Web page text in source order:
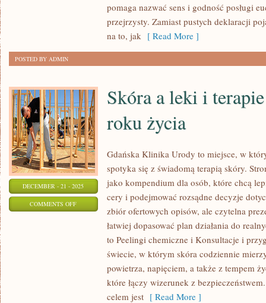
pomaga nazwać sens i godność posługi
przejrzysty. Zamiast pustych deklaracji
na to, jak [ Read More ]
POSTED BY ADMIN
DECEMBER - 21 - 2025
COMMENTS OFFON
Skóra a leki i
roku życia
Gdańska Klinika Urody to miejsce, w
spotyka się z świadomą terapią skóry.
jako kompendium dla osób, które chcą
cery i podejmować rozsądne decyzje
zbiór ofertowych opisów, ale czytelna
łatwiej dopasować plan działania do
to Peelingi chemiczne i Konsultacje i
świecie, w którym skóra codziennie
powietrza, napięciem, a także z tempem
które łączy wizerunek z
celem jest [ Read More ]